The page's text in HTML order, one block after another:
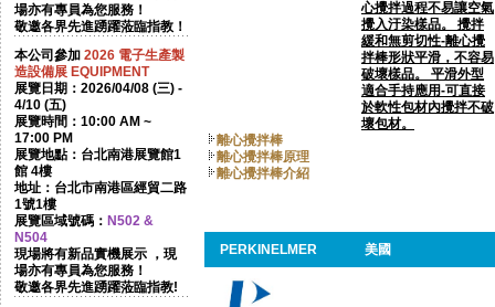
場亦有專員為您服務！
敬邀各界先進踴躍蒞臨指教！
本公司參加 2026 電子生產製
造設備展 EQUIPMENT
展覽日期：2026/04/08 (三) -
4/10 (五)
展覽時間：10:00 AM ~
17:00 PM
展覽地點：台北南港展覽館1
館 4樓
地址：台北市南港區經貿二路
1號1樓
展覽區域號碼： N502 &
N504
現場將有新品實機展示 ，現
場亦有專員為您服務！
敬邀各界先進踴躍蒞臨指教!
心攪拌過程不易讓空氣
攪入汙染樣品。 攪拌
緩和無剪切性-離心攪
拌棒形狀平滑，不容易
破壞樣品。 平滑外型
適合手持應用-可直接
於軟性包材內攪拌不破
壞包材。
離心攪拌棒
離心攪拌棒原理
離心攪拌棒介紹
PERKINELMER 美國